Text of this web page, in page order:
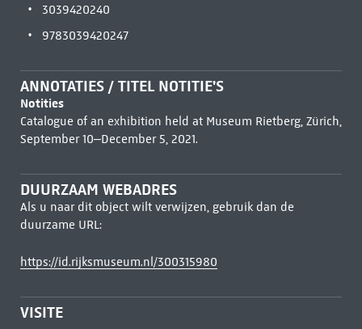
3039420240
9783039420247
ANNOTATIES / TITEL NOTITIE'S
Notities
Catalogue of an exhibition held at Museum Rietberg, Zürich,
September 10–December 5, 2021.
DUURZAAM WEBADRES
Als u naar dit object wilt verwijzen, gebruik dan de
duurzame URL:
https://id.rijksmuseum.nl/300315980
VISITE